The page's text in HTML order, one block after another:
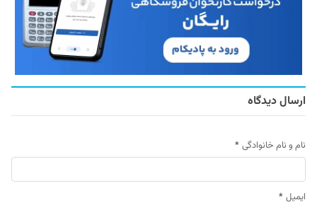
ارسال دیدگاه
نام و نام خانوادگی *
ایمیل *